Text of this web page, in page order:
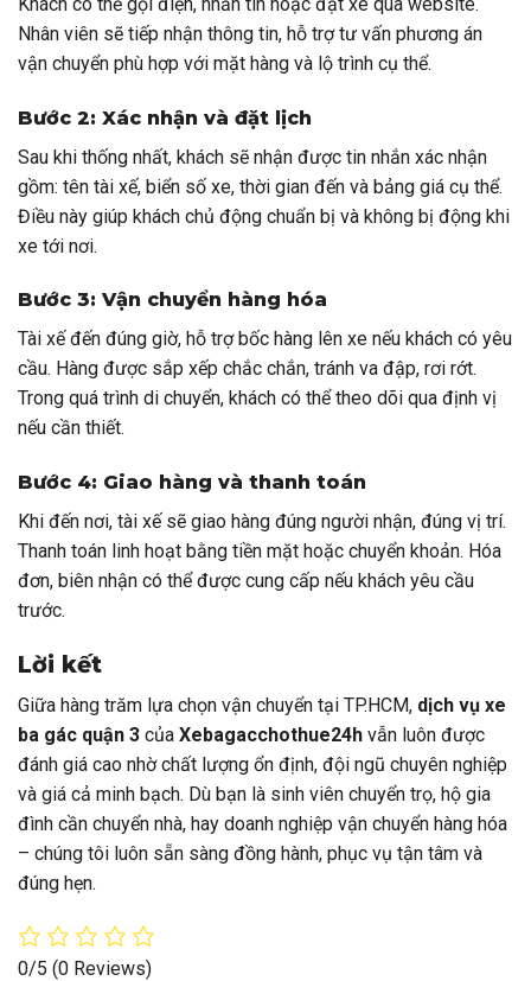
Nhân viên sẽ tiếp nhận thông tin, hỗ trợ tư vấn phương án
vận chuyển phù hợp với mặt hàng và lộ trình cụ thể.
Bước 2: Xác nhận và đặt lịch
Sau khi thống nhất, khách sẽ nhận được tin nhắn xác nhận
gồm: tên tài xế, biển số xe, thời gian đến và bảng giá cụ thể.
Điều này giúp khách chủ động chuẩn bị và không bị động khi
xe tới nơi.
Bước 3: Vận chuyển hàng hóa
Tài xế đến đúng giờ, hỗ trợ bốc hàng lên xe nếu khách có yêu
cầu. Hàng được sắp xếp chắc chắn, tránh va đập, rơi rớt.
Trong quá trình di chuyển, khách có thể theo dõi qua định vị
nếu cần thiết.
Bước 4: Giao hàng và thanh toán
Khi đến nơi, tài xế sẽ giao hàng đúng người nhận, đúng vị trí.
Thanh toán linh hoạt bằng tiền mặt hoặc chuyển khoản. Hóa
đơn, biên nhận có thể được cung cấp nếu khách yêu cầu
trước.
Lời kết
Giữa hàng trăm lựa chọn vận chuyển tại TP.HCM, dịch vụ xe
ba gác quận 3 của Xebagacchothue24h vẫn luôn được
đánh giá cao nhờ chất lượng ổn định, đội ngũ chuyên nghiệp
và giá cả minh bạch. Dù bạn là sinh viên chuyển trọ, hộ gia
đình cần chuyển nhà, hay doanh nghiệp vận chuyển hàng hóa
– chúng tôi luôn sẵn sàng đồng hành, phục vụ tận tâm và
đúng hẹn.
0/5 (0 Reviews)